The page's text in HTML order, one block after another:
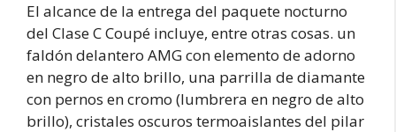
El alcance de la entrega del paquete nocturno
del Clase C Coupé incluye, entre otras cosas. un
faldón delantero AMG con elemento de adorno
en negro de alto brillo, una parrilla de diamante
con pernos en cromo (lumbrera en negro de alto
brillo), cristales oscuros termoaislantes del pilar